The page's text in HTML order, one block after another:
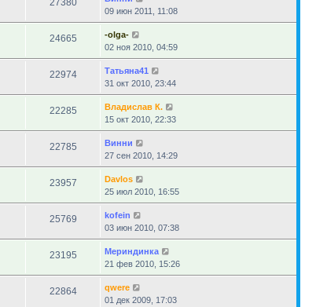
27380
09 июн 2011, 11:08
24665
-olga-
02 ноя 2010, 04:59
22974
Татьяна41
31 окт 2010, 23:44
22285
Владислав К.
15 окт 2010, 22:33
22785
Винни
27 сен 2010, 14:29
23957
Davlos
25 июл 2010, 16:55
25769
kofein
03 июн 2010, 07:38
23195
Мериндинка
21 фев 2010, 15:26
22864
qwere
01 дек 2009, 17:03